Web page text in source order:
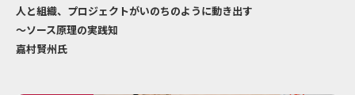
人と組織、プロジェクトがいのちのように動き出す
〜ソース原理の実践知
嘉村賢州氏